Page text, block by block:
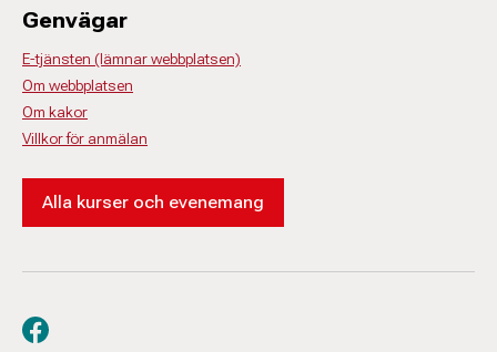
Genvägar
E-tjänsten (lämnar webbplatsen)
Om webbplatsen
Om kakor
Villkor för anmälan
Alla kurser och evenemang
Besök oss på facebook